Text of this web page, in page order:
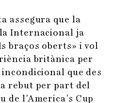
assegura que la
Internacional ja
braços oberts» i vol
britànica per
que des
rebut per part del
l’America’s Cup